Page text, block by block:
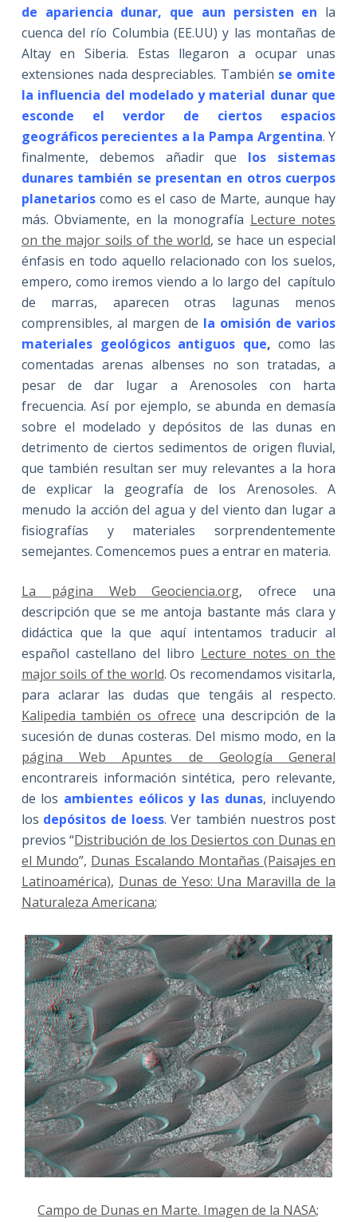
de apariencia dunar, que aun persisten en la
cuenca del río Columbia (EE.UU) y las montañas de
Altay en Siberia. Estas llegaron a ocupar unas
extensiones nada despreciables. También se omite
la influencia del modelado y material dunar que
esconde el verdor de ciertos espacios
geográficos perecientes a la Pampa Argentina. Y
finalmente, debemos añadir que
los sistemas
dunares también se presentan en otros cuerpos
planetarioscomo es el caso de Marte, aunque hay
más. Obviamente, en la monografía Lecture notes
on the major soils of the world, se hace un especial
énfasis en todo aquello relacionado con los suelos,
empero, como iremos viendo a lo largo del capítulo
de marras, aparecen otras lagunas menos
comprensibles, al margen de la omisión de varios
materiales geológicos antiguos que, como las
comentadas arenas albenses no son tratadas, a
pesar de dar lugar a Arenosoles con harta
frecuencia. Así por ejemplo, se abunda en demasía
sobre el modelado y depósitos de las dunas en
detrimento de ciertos sedimentos de origen fluvial,
que también resultan ser muy relevantes a la hora
de explicar la geografía de los Arenosoles. A
menudo la acción del agua y del viento dan lugar a
fisiografías y materiales sorprendentemente
semejantes. Comencemos pues a entrar en materia.
La página Web Geociencia.org, ofrece una
descripción que se me antoja bastante más clara y
didáctica que la que aquí intentamos traducir al
español castellano del libro Lecture notes on the
major soils of the world. Os recomendamos visitarla,
para aclarar las dudas que tengáis al respecto.
Kalipedia también os ofrece una descripción de la
sucesión de dunas costeras. Del mismo modo, en la
página Web Apuntes de Geología General
encontrareis información sintética, pero relevante,
de los ambientes eólicos y las dunas, incluyendo
los depósitos de loess. Ver también nuestros post
previos “Distribución de los Desiertos con Dunas en
el Mundo”, Dunas Escalando Montañas (Paisajes en
Latinoamérica), Dunas de Yeso: Una Maravilla de la
Naturaleza Americana;
Campo de Dunas en Marte. Imagen de la NASA;